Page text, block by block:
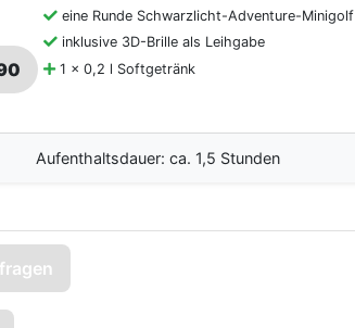
eine Runde Schwarzlicht-Adventure-Minigolf
inklusive 3D-Brille als Leihgabe
1 x 0,2 l Softgetränk
Aufenthaltsdauer: ca. 1,5 Stunden